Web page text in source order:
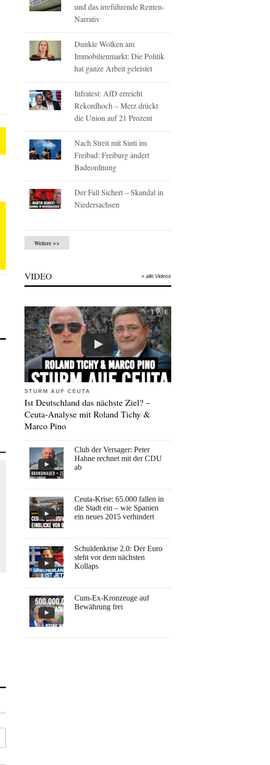
und das irreführende Renten-
Narrativ
Dunkle Wolken am
Immobilienmarkt: Die Politik
hat ganze Arbeit geleistet
Infratest: AfD erreicht
Rekordhoch – Merz drückt
die Union auf 21 Prozent
Nach Streit mit Sinti im
Freibad: Freiburg ändert
Badeordnung
Der Fall Sichert – Skandal in
Niedersachsen
Weitere >>
VIDEO » alle Videos
STURM AUF CEUTA
Ist Deutschland das nächste Ziel? –
Ceuta-Analyse mit Roland Tichy &
Marco Pino
Club der Versager: Peter
Hahne rechnet mit der CDU
ab
Ceuta-Krise: 65.000 fallen in
die Stadt ein – wie Spanien
ein neues 2015 verhindert
Schuldenkrise 2.0: Der Euro
steht vor dem nächsten
Kollaps
Cum-Ex-Kronzeuge auf
Bewährung frei